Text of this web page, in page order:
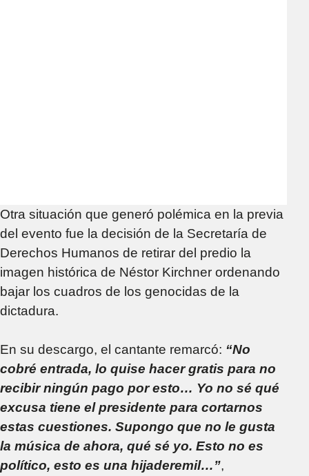
Otra situación que generó polémica en la previa
del evento fue la decisión de la Secretaría de
Derechos Humanos de retirar del predio la
imagen histórica de Néstor Kirchner ordenando
bajar los cuadros de los genocidas de la
dictadura.
En su descargo, el cantante remarcó: “No
cobré entrada, lo quise hacer gratis para no
recibir ningún pago por esto… Yo no sé qué
excusa tiene el presidente para cortarnos
estas cuestiones. Supongo que no le gusta
la música de ahora, qué sé yo. Esto no es
político, esto es una hijaderemil…”,